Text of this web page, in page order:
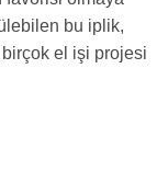
bu iplik,
birçok el işi projesi